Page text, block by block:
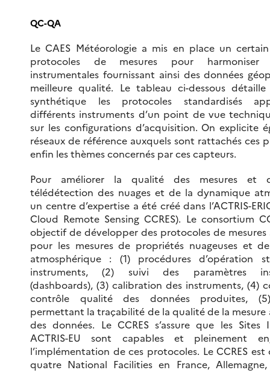
QC-QA
Le CAES Météorologie a mis en place un
protocoles de mesures pour harmoniser
instrumentales fournissant ainsi des données
meilleure qualité. Le tableau ci-dessous
synthétique les protocoles standardisés
différents instruments d’un point de vue
sur les configurations d’acquisition. On explicite
réseaux de référence auxquels sont rattachés ces
enfin les thèmes concernés par ces capteurs.
Pour améliorer la qualité des mesures et
télédétection des nuages et de la dynamique
un centre d’expertise a été créé dans l’ACTRIS-
Cloud Remote Sensing CCRES). Le consortium
objectif de développer des protocoles de mesures
pour les mesures de propriétés nuageuses et
atmosphérique : (1) procédures d’opération
instruments, (2) suivi des paramètres
(dashboards), (3) calibration des instruments, (4)
contrôle qualité des données produites,
permettant la traçabilité de la qualité de la mesure
des données. Le CCRES s’assure que les Sites
ACTRIS-EU sont capables et pleinement
l’implémentation de ces protocoles. Le CCRES
quatre National Facilities en France, Allemagne,